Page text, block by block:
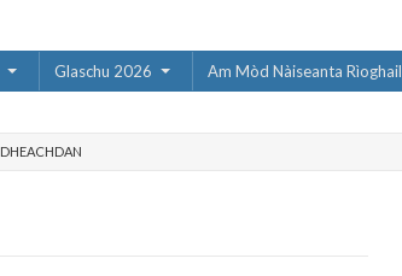
Glaschu 2026 Am Mòd Nàiseanta Rìoghail